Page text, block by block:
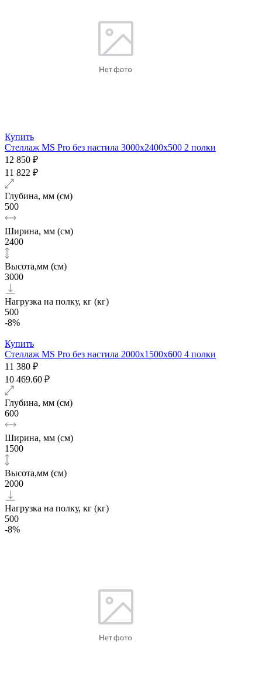
Купить
Стеллаж MS Pro без настила 3000х2400x500 2 полки
12 850 ₽
11 822 ₽
Глубина, мм (см)
500
Ширина, мм (см)
2400
Высота,мм (см)
3000
Нагрузка на полку, кг (кг)
500
-8%
Купить
Стеллаж MS Pro без настила 2000х1500x600 4 полки
11 380 ₽
10 469.60 ₽
Глубина, мм (см)
600
Ширина, мм (см)
1500
Высота,мм (см)
2000
Нагрузка на полку, кг (кг)
500
-8%